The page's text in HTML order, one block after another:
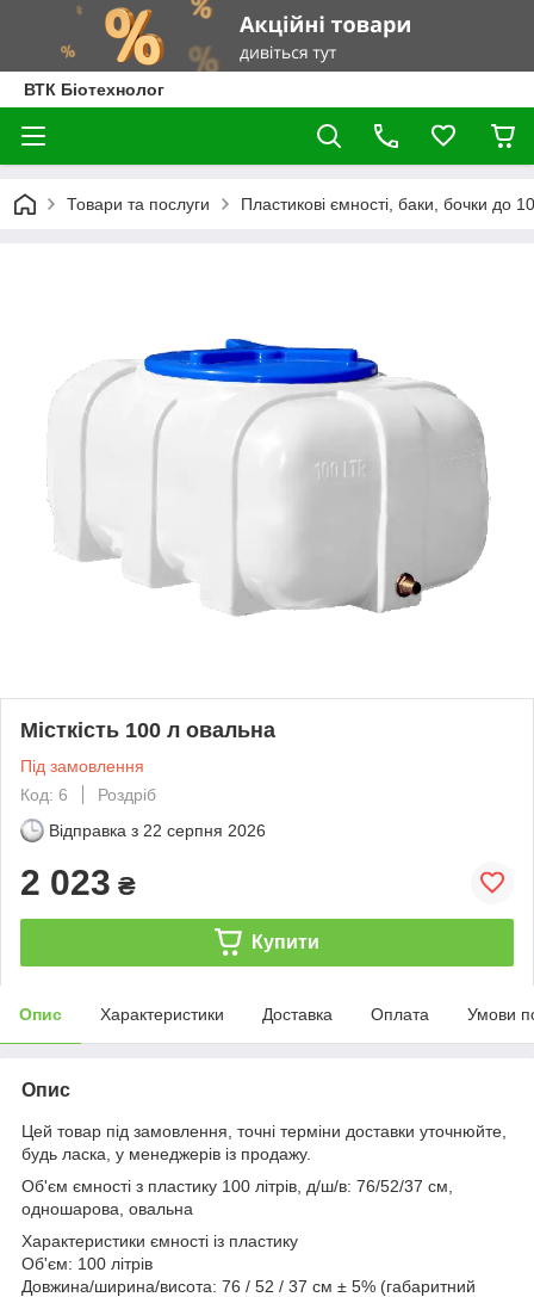
ВТК Біотехнолог
Товари та послуги Пластикові ємності, баки, бочки до
Місткість 100 л овальна
Під замовлення
Код: 6
Роздріб
Відправка з 22 серпня 2026
2 023 ₴
Купити
Опис Характеристики Доставка Оплата Умови
Опис
Цей товар під замовлення, точні терміни доставки уточнюйте,
будь ласка, у менеджерів із продажу.
Об'єм ємності з пластику 100 літрів, д/ш/в: 76/52/37 см,
одношарова, овальна
Характеристики ємності із пластику
Об'єм: 100 літрів
Довжина/ширина/висота: 76 / 52 / 37 см ± 5% (габаритний